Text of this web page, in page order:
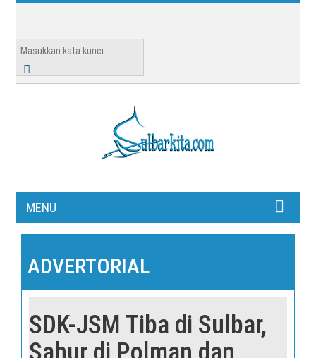
MENU
ADVERTORIAL
SDK-JSM Tiba di Sulbar,